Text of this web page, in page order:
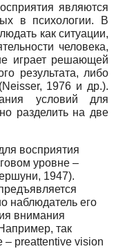
являются
в психологии. В
как ситуации,
человека,
играет решающей
результата, либо
1976 и др.).
условий для
раз­делить на две
восприятия
уровне –
1947).
наблюда­тель его
внимания
так
preattentive vision